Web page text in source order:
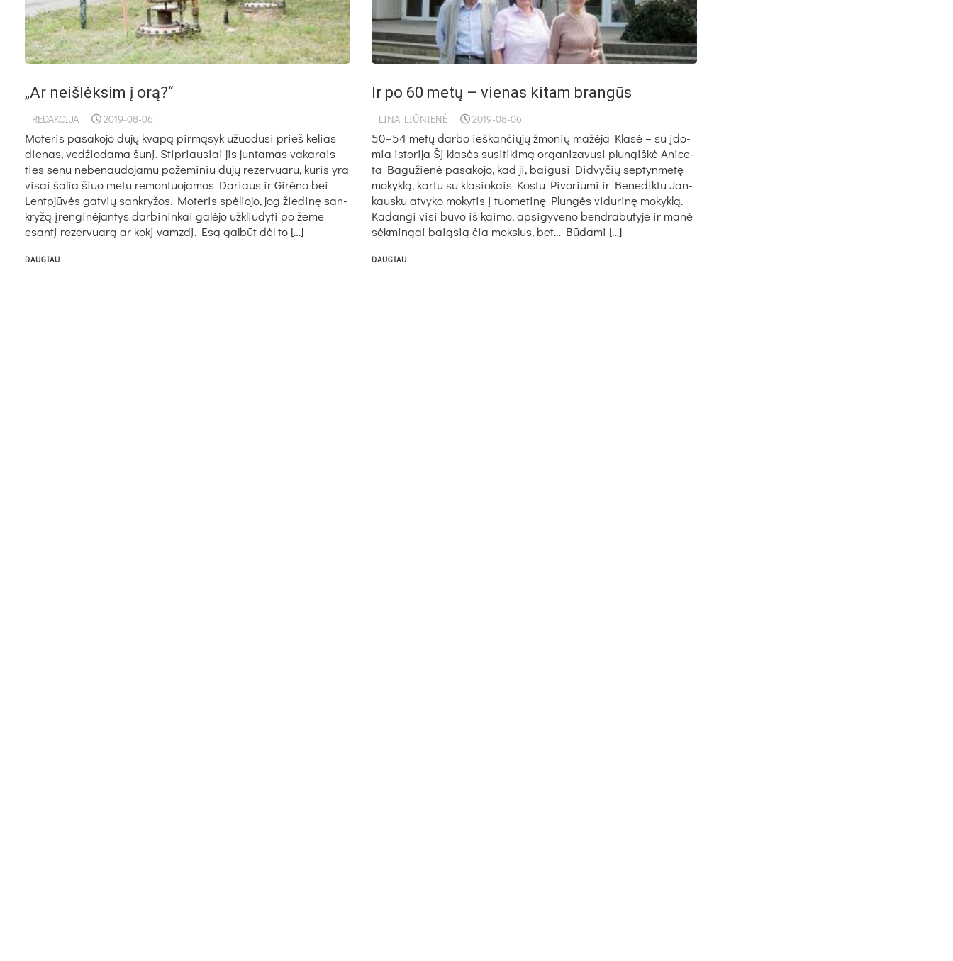
„Ar neišlėksim į orą?“
REDAKCIJA 2019-08-06
Mo­te­ris pa­sa­ko­jo du­jų kva­pą pir­mą­syk užuo­du­si prieš ke­lias
die­nas, ve­džio­da­ma šu­nį. Stip­riau­siai jis jun­ta­mas va­ka­rais
ties se­nu ne­be­nau­do­ja­mu po­že­mi­niu du­jų re­zer­vua­ru, ku­ris yra
vi­sai ša­lia šiuo me­tu re­mon­tuo­ja­mos Da­riaus ir Gi­rė­no bei
Lentp­jū­vės gat­vių san­kry­žos. Mo­te­ris spė­lio­jo, jog žie­di­nę san­
kry­žą įren­gi­nė­jan­tys dar­bi­nin­kai ga­lė­jo už­kliu­dy­ti po že­me
esan­tį re­zer­vua­rą ar ko­kį vamz­dį. Esą gal­būt dėl to […]
DAUGIAU
Ir po 60 metų – vienas kitam brangūs
LINA LIŪNIENĖ 2019-08-06
50–54 metų darbo ieškančiųjų žmonių mažėja Kla­sė – su įdo­
mia is­to­ri­ja Šį kla­sės su­si­ti­ki­mą or­ga­ni­za­vu­si plun­giš­kė Ani­ce­
ta Ba­gu­žie­nė pa­sa­ko­jo, kad ji, bai­gu­si Did­vy­čių sep­tyn­me­tę
mo­kyk­lą, kar­tu su kla­sio­kais Kos­tu Pi­vo­riu­mi ir Be­ne­dik­tu Jan­
kaus­ku at­vy­ko mo­ky­tis į tuo­me­ti­nę Plun­gės vi­du­ri­nę mo­kyk­lą.
Ka­dan­gi vi­si bu­vo iš kai­mo, ap­si­gy­ve­no bend­ra­bu­ty­je ir ma­nė
sėk­min­gai baig­sią čia moks­lus, bet… Bū­da­mi […]
DAUGIAU